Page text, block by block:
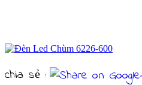
chia sẻ :